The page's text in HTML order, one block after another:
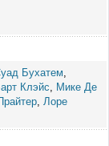
Бухатем
Клэйс
Мике Де
Лоре